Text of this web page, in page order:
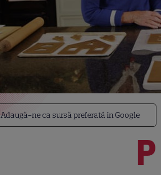
Adaugă-ne ca sursă preferată în Google
P